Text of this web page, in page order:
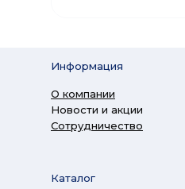
Информация
О компании
Новости и акции
Сотрудничество
Каталог